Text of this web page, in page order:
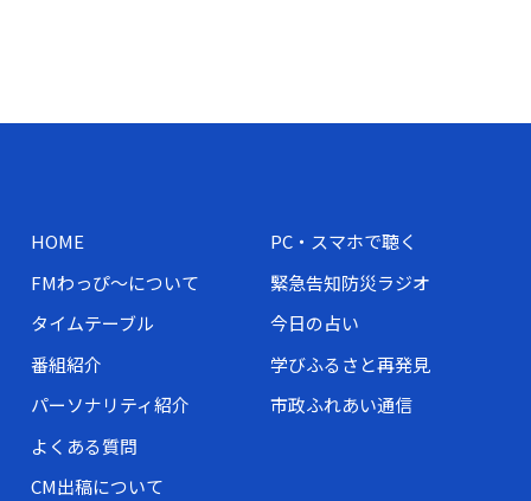
HOME
FMわっぴ～について
タイムテーブル
番組紹介
パーソナリティ紹介
よくある質問
PC・スマホで聴く
緊急告知防災ラジオ
今日の占い
学びふるさと再発見
市政ふれあい通信
CM出稿について